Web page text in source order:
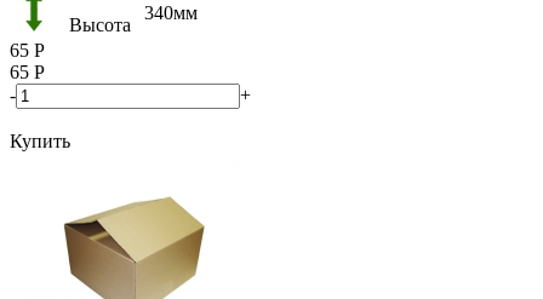
Высота
340мм
65 Р
65 Р
-
+
Купить